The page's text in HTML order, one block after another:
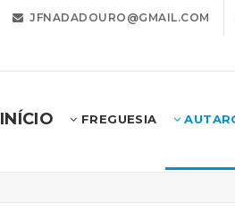
JFNADADOURO@GMAIL.COM
INÍCIO FREGUESIA